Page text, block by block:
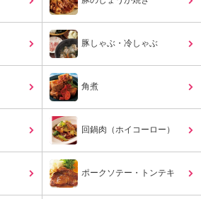
ケ
ョ
ナ
み
の
豚しゃぶ・冷しゃぶ
角煮
回鍋肉（ホイコーロー）
ポークソテー・トンテキ